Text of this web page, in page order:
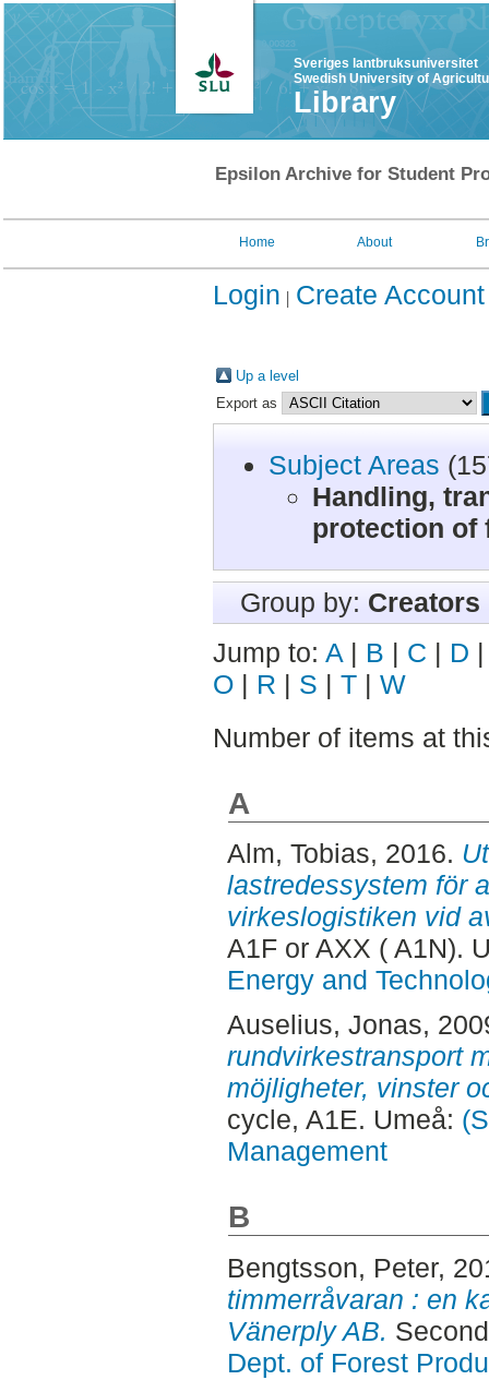
Sveriges lantbruksuniversitet
Swedish University of
Library
Epsilon Archive for Student
Home About
Login Create Account
Up a level
Export as
Subject Areas
Handling,
protection of
Group by: Creators
Jump to: A | B | C | D
O | R | S | T | W
Number of items at
A
Alm, Tobias, 2016.
lastredessystem för
virkeslogistiken vid
A1F or AXX ( A1N).
Energy and
Auselius, Jonas,
rundvirkestransport
möjligheter, vinster
cycle, A1E. Umeå:
Management
B
Bengtsson, Peter,
timmerråvaran : en
Vänerply AB.
Dept. of Forest